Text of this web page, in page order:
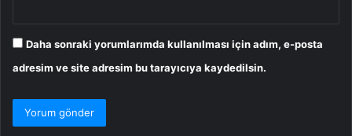
Daha sonraki yorumlarımda kullanılması için adım, e-posta
adresim ve site adresim bu tarayıcıya kaydedilsin.